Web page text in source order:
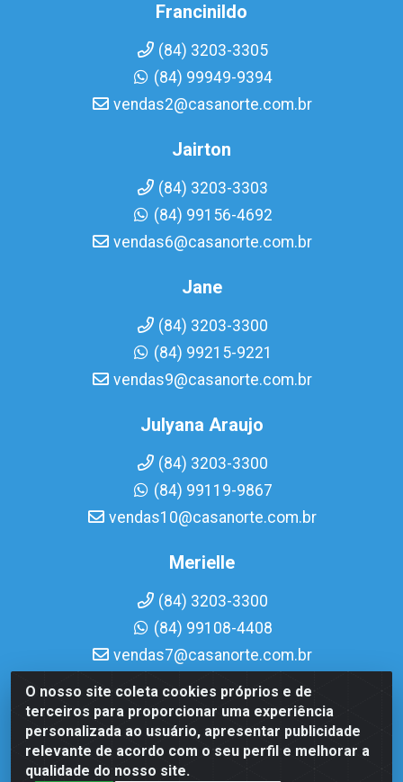
O nosso site coleta cookies próprios e de
terceiros para proporcionar uma experiência
personalizada ao usuário, apresentar publicidade
relevante de acordo com o seu perfil e melhorar a
qualidade do nosso site.
Francinildo
(84) 3203-3305
(84) 99949-9394
vendas2@casanorte.com.br
Jairton
(84) 3203-3303
(84) 99156-4692
vendas6@casanorte.com.br
Jane
(84) 3203-3300
(84) 99215-9221
vendas9@casanorte.com.br
Julyana Araujo
(84) 3203-3300
(84) 99119-9867
vendas10@casanorte.com.br
Merielle
(84) 3203-3300
(84) 99108-4408
vendas7@casanorte.com.br
Casa Norte LTDA - Av. Interventor Mário Câmara, 1815 -
Dix-Sept Rosado, Natal/RN - CEP 59054-600 - CNPJ
08.713.513/0001-51